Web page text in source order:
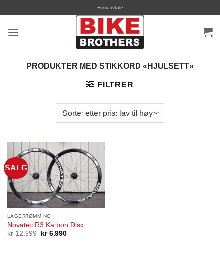
content
Firmaavtale
PRODUKTER MED STIKKORD «HJULSETT»
FILTRER
SALG
LAGERTØMMING
Novatec R3 Karbon Disc
kr12.999
Opprinnelig
kr6.990Nåværende